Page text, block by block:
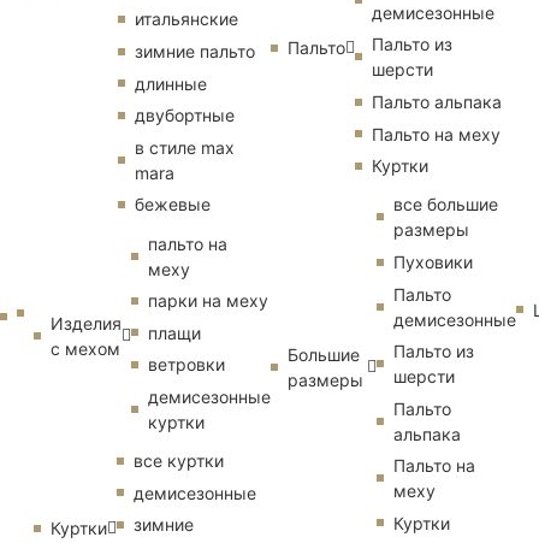
итальянские
зимние пальто
длинные
двубортные
в стиле max
mara
бежевые
Изделия
с мехом
пальто на
меху
парки на меху
плащи
ветровки
демисезонные
куртки
Куртки
все куртки
демисезонные
зимние
Пальто
демисезонные
Пальто из
шерсти
Пальто альпака
Пальто на меху
Куртки
Большие
размеры
все большие
размеры
Пуховики
Пальто
демисезонные
Пальто из
шерсти
Пальто
альпака
Пальто на
меху
Куртки